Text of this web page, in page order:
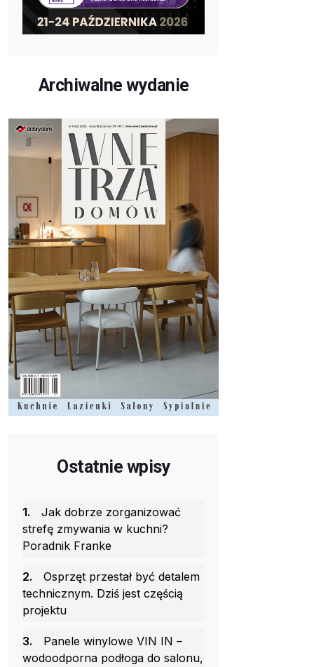
Archiwalne wydanie
Ostatnie wpisy
1.
Jak dobrze zorganizować
strefę zmywania w kuchni?
Poradnik Franke
2.
Osprzęt przestał być detalem
technicznym. Dziś jest częścią
projektu
3.
Panele winylowe VIN IN –
wodoodporna podłoga do salonu,